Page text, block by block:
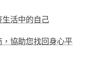
生活中的自己
協助您找回身心平